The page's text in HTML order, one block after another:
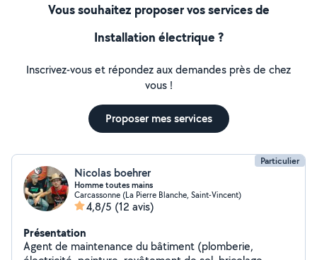
Vous souhaitez proposer vos services de
Installation électrique ?
Inscrivez-vous et répondez aux demandes près de chez
vous !
Proposer mes services
Particulier
Nicolas boehrer
Homme toutes mains
Carcassonne (La Pierre Blanche, Saint-Vincent)
4,8/5 (12 avis)
Présentation
Agent de maintenance du bâtiment (plomberie,